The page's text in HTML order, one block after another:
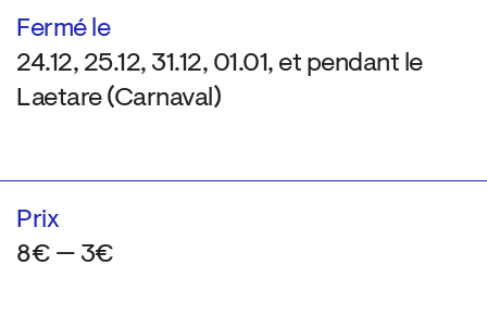
Fermé le
24.12, 25.12, 31.12, 01.01, et pendant le
Laetare (Carnaval)
Prix
8€ — 3€